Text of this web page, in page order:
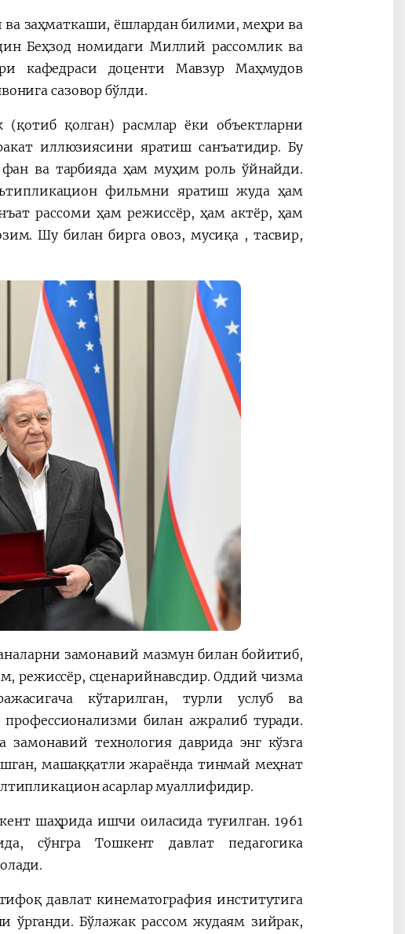
йиғилишлари
заҳматкаши, ёшлардан билими, меҳри ва
Беҳзод номидаги Миллий рассомлик ва
кафедраси доценти Мавзур Маҳмудов
сазовор бўлди.
қолган) расмлар ёки объектларни
иллюзиясини яратиш санъатидир. Бу
ва тарбияда ҳам муҳим роль ўйнайди.
фильмни яратиш жуда ҳам
рассоми ҳам режиссёр, ҳам актёр, ҳам
Шу билан бирга овоз, мусиқа , тасвир,
замонавий мазмун билан бойитиб,
режиссёр, сценарийнавсдир. Оддий чизма
кўтарилган, турли услуб ва
профессионализми билан ажралиб туради.
технология даврида энг кўзга
машаққатли жараёнда тинмай меҳнат
асарлар муаллифидир.
шаҳрида ишчи оиласида туғилган. 1961
сўнгра Тошкент давлат педагогика
давлат кинематография институтига
ўрганди. Бўлажак рассом жудаям зийрак,